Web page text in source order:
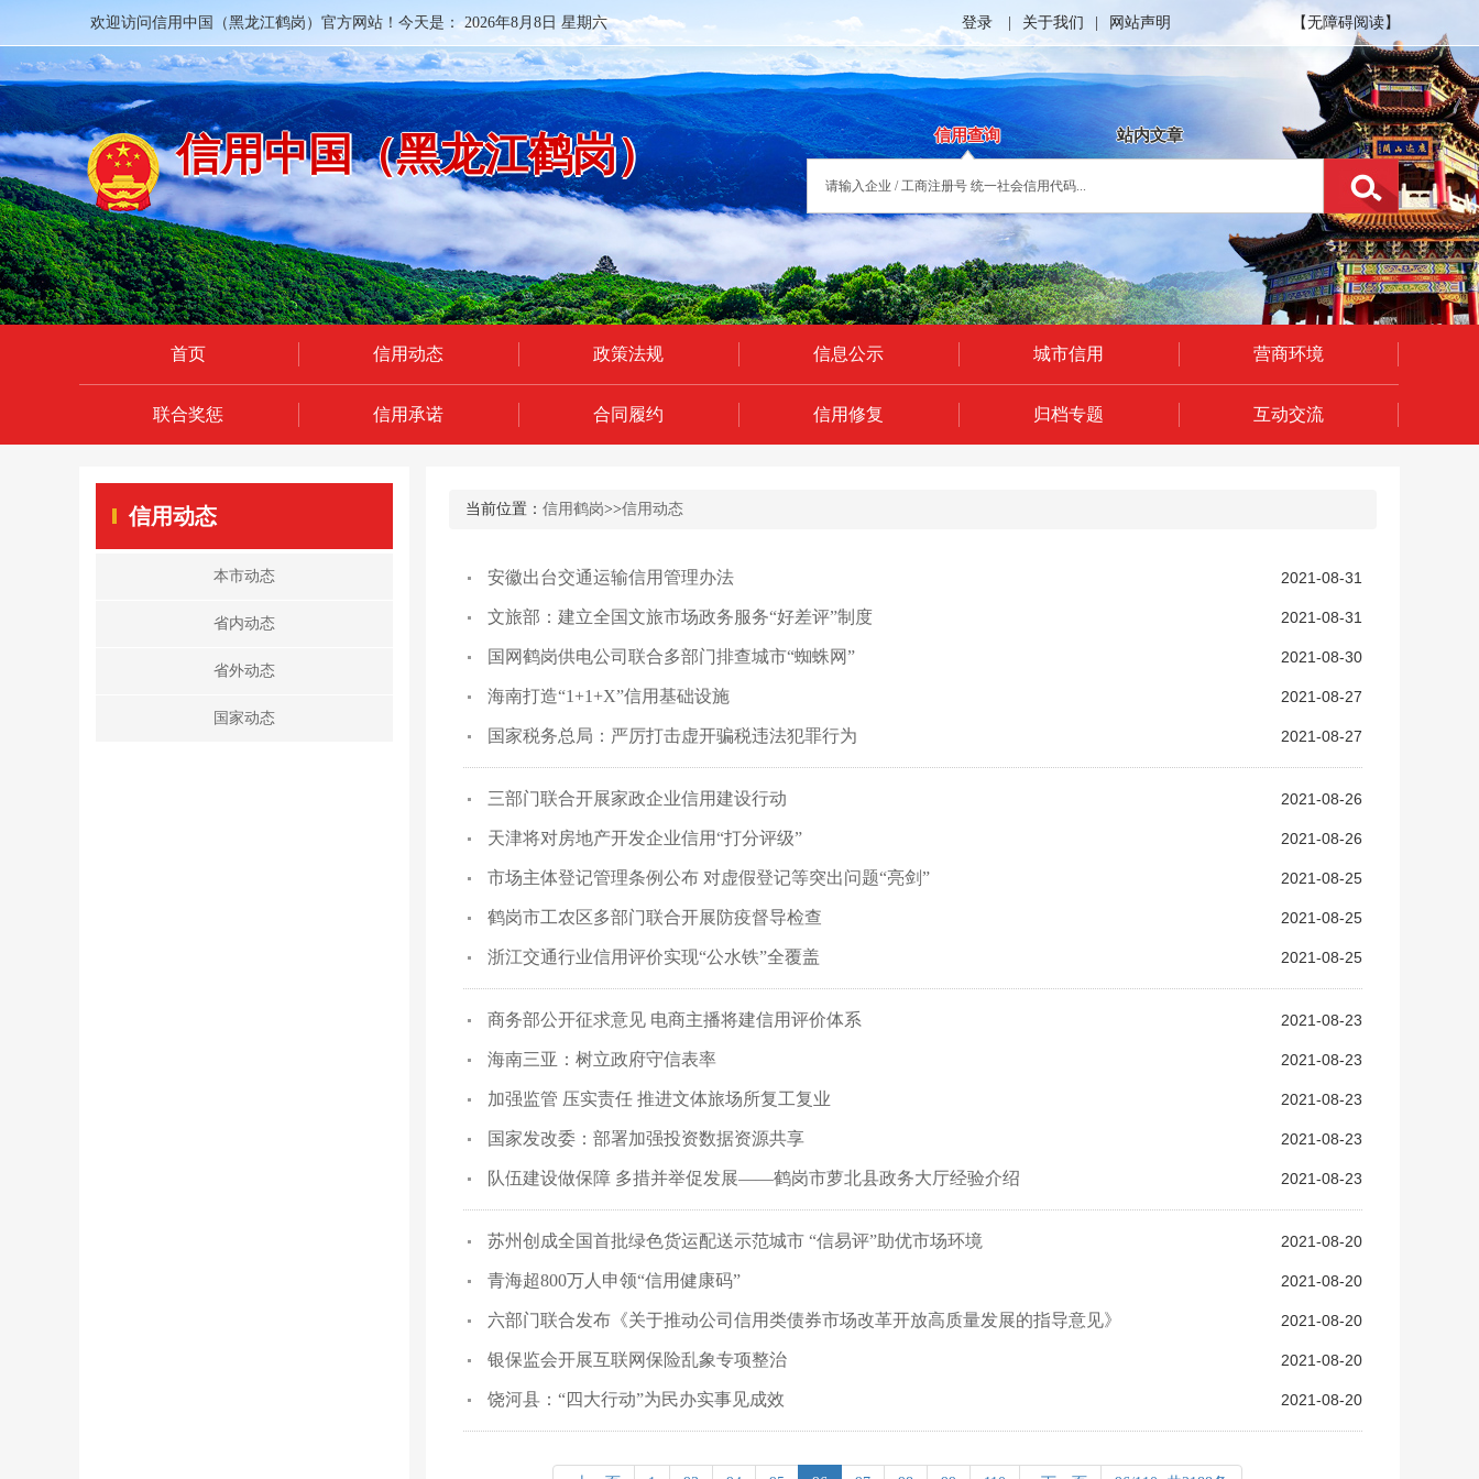
欢迎访问信用中国（黑龙江鹤岗）官方网站！今天是：2026年8月8日 星期六 登录 关于我们 网站声明 【无障碍阅读】
信用中国（黑龙江鹤岗） 信用查询 站内文章
首页 信用动态 政策法规 信息公示 城市信用 营商环境
联合奖惩 信用承诺 合同履约 信用修复 归档专题 互动交流
信用动态
本市动态
省内动态
省外动态
国家动态
当前位置： 信用鹤岗>>信用动态
2021-08-31
安徽出台交通运输信用管理办法
2021-08-31
文旅部：建立全国文旅市场政务服务“好差评”制度
2021-08-30
国网鹤岗供电公司联合多部门排查城市“蜘蛛网”
2021-08-27
海南打造“1+1+X”信用基础设施
2021-08-27
国家税务总局：严厉打击虚开骗税违法犯罪行为
2021-08-26
三部门联合开展家政企业信用建设行动
2021-08-26
天津将对房地产开发企业信用“打分评级”
2021-08-25
市场主体登记管理条例公布 对虚假登记等突出问题“亮剑”
2021-08-25
鹤岗市工农区多部门联合开展防疫督导检查
2021-08-25
浙江交通行业信用评价实现“公水铁”全覆盖
2021-08-23
商务部公开征求意见 电商主播将建信用评价体系
2021-08-23
海南三亚：树立政府守信表率
2021-08-23
加强监管 压实责任 推进文体旅场所复工复业
2021-08-23
国家发改委：部署加强投资数据资源共享
2021-08-23
队伍建设做保障 多措并举促发展——鹤岗市萝北县政务大厅经验介绍
2021-08-20
苏州创成全国首批绿色货运配送示范城市 “信易评”助优市场环境
2021-08-20
青海超800万人申领“信用健康码”
2021-08-20
六部门联合发布《关于推动公司信用类债券市场改革开放高质量发展的指导意见》
2021-08-20
银保监会开展互联网保险乱象专项整治
2021-08-20
饶河县：“四大行动”为民办实事见成效